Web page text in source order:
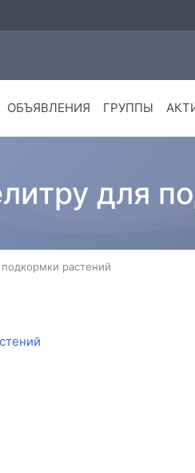
ОБЪЯВЛЕНИЯ ГРУППЫ
для
подкормки растений